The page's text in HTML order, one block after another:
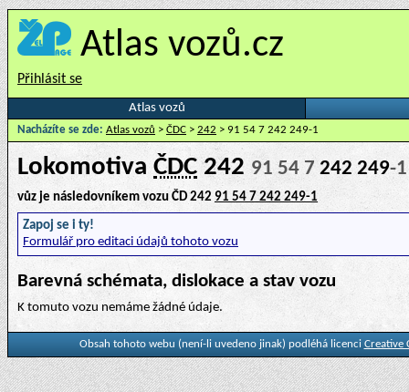
Atlas vozů.cz
Přihlásit se
Atlas vozů
Nacházíte se zde: Atlas vozů > ČDC > 242 > 91 54 7 242 249-1
Lokomotiva ČDC 242 91 54 7 242 249-1
vůz je následovníkem vozu ČD 242 91 54 7 242 249-1
Zapoj se i ty!
Formulář pro editaci údajů tohoto vozu
Barevná schémata, dislokace a stav vozu
K tomuto vozu nemáme žádné údaje.
Obsah tohoto webu (není-li uvedeno jinak) podléhá licenci Creative